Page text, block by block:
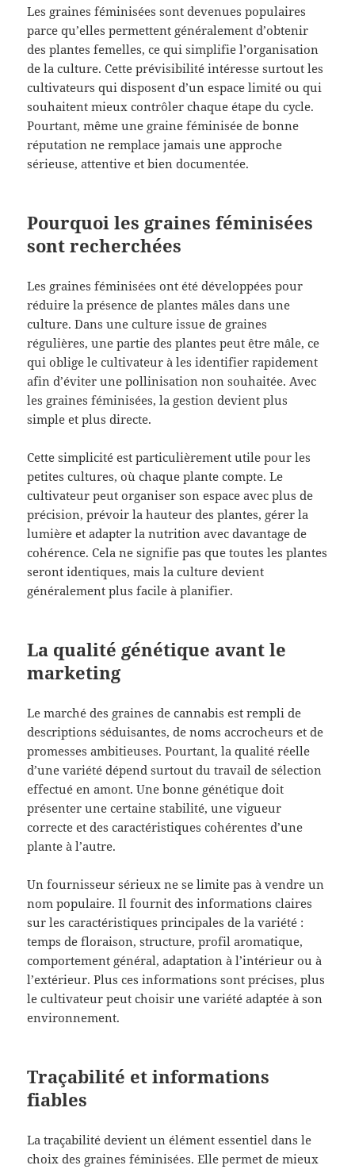
Les graines féminisées sont devenues populaires
parce qu’elles permettent généralement d’obtenir
des plantes femelles, ce qui simplifie l’organisation
de la culture. Cette prévisibilité intéresse surtout les
cultivateurs qui disposent d’un espace limité ou qui
souhaitent mieux contrôler chaque étape du cycle.
Pourtant, même une graine féminisée de bonne
réputation ne remplace jamais une approche
sérieuse, attentive et bien documentée.
Pourquoi les graines féminisées
sont recherchées
Les graines féminisées ont été développées pour
réduire la présence de plantes mâles dans une
culture. Dans une culture issue de graines
régulières, une partie des plantes peut être mâle, ce
qui oblige le cultivateur à les identifier rapidement
afin d’éviter une pollinisation non souhaitée. Avec
les graines féminisées, la gestion devient plus
simple et plus directe.
Cette simplicité est particulièrement utile pour les
petites cultures, où chaque plante compte. Le
cultivateur peut organiser son espace avec plus de
précision, prévoir la hauteur des plantes, gérer la
lumière et adapter la nutrition avec davantage de
cohérence. Cela ne signifie pas que toutes les plantes
seront identiques, mais la culture devient
généralement plus facile à planifier.
La qualité génétique avant le
marketing
Le marché des graines de cannabis est rempli de
descriptions séduisantes, de noms accrocheurs et de
promesses ambitieuses. Pourtant, la qualité réelle
d’une variété dépend surtout du travail de sélection
effectué en amont. Une bonne génétique doit
présenter une certaine stabilité, une vigueur
correcte et des caractéristiques cohérentes d’une
plante à l’autre.
Un fournisseur sérieux ne se limite pas à vendre un
nom populaire. Il fournit des informations claires
sur les caractéristiques principales de la variété :
temps de floraison, structure, profil aromatique,
comportement général, adaptation à l’intérieur ou à
l’extérieur. Plus ces informations sont précises, plus
le cultivateur peut choisir une variété adaptée à son
environnement.
Traçabilité et informations
fiables
La traçabilité devient un élément essentiel dans le
choix des graines féminisées. Elle permet de mieux